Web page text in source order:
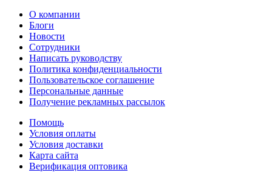
О компании
Блоги
Новости
Сотрудники
Написать руководству
Политика конфиденциальности
Пользовательское соглашение
Персональные данные
Получение рекламных рассылок
Помощь
Условия оплаты
Условия доставки
Карта сайта
Верификация оптовика